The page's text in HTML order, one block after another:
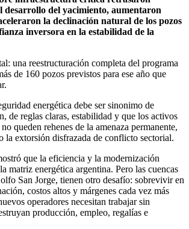
desarrollo del yacimiento, aumentaron
la declinación natural de los pozos
inversora en la estabilidad de la
una reestructuración completa del programa
de 160 pozos previstos para ese año que
energética debe ser sinonimo de
de reglas claras, estabilidad y que los activos
queden rehenes de la amenaza permanente,
la extorsión disfrazada de conflicto sectorial.
que la eficiencia y la modernización
matriz energética argentina. Pero las cuencas
San Jorge, tienen otro desafío: sobrevivir en
costos altos y márgenes cada vez más
operadores necesitan trabajar sin
producción, empleo, regalías e